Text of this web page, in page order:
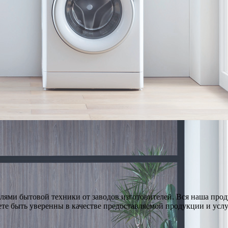
бытовой техники от заводов изготовителей. Вся наша
быть уверенны в качестве предоставляемой продукции и